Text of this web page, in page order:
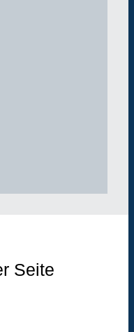
Seite